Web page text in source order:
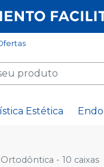
Estética
Ortodôntica - 10 caixas